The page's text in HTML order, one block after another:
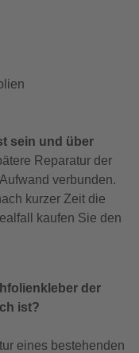
sein und über
Reparatur der
verbunden.
kurzer Zeit die
kaufen Sie den
der
ist?
eines bestehenden